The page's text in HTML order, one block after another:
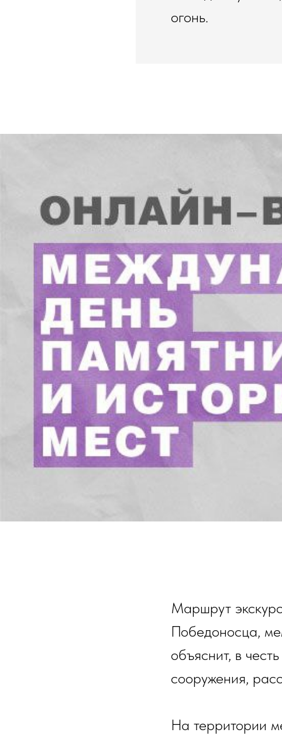
огонь.
Маршрут
Победоносца,
объяснит, в
сооружения,
На территории